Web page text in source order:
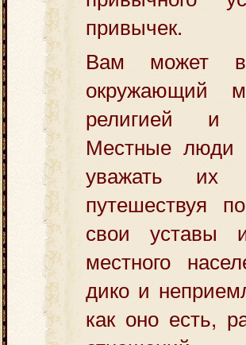
привычек.
Вам может
окружающий
религией и
Местные люди
уважать их
путешествуя
свои уставы
местного
дико и
как оно есть,